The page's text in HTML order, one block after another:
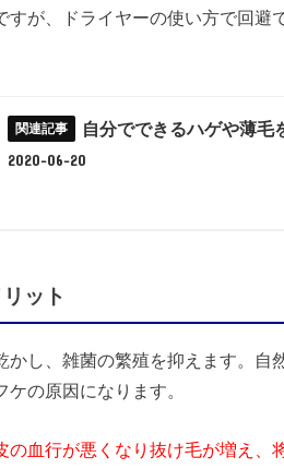
すが、ドライヤーの使い方で回避
自分でできるハゲや薄毛
2020-06-20
ット
かし、雑菌の繁殖を抑えます。
の原因になります。
の血行が悪くなり抜け毛が増え、